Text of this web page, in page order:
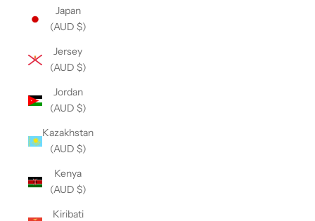
Japan
(AUD $)
Jersey
(AUD $)
Jordan
(AUD $)
Kazakhstan
(AUD $)
Kenya
(AUD $)
Kiribati